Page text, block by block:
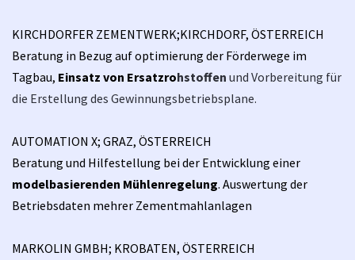
KIRCHDORFER ZEMENTWERK;KIRCHDORF, ÖSTERREICH
Beratung in Bezug auf optimierung der Förderwege im
Tagbau, Einsatz von Ersatzrohstoffen und Vorbereitung für
die Erstellung des Gewinnungsbetriebsplane.
AUTOMATION X; GRAZ, ÖSTERREICH
Beratung und Hilfestellung bei der Entwicklung einer
modelbasierenden Mühlenregelung. Auswertung der
Betriebsdaten mehrer Zementmahlanlagen
MARKOLIN GMBH; KROBATEN, ÖSTERREICH